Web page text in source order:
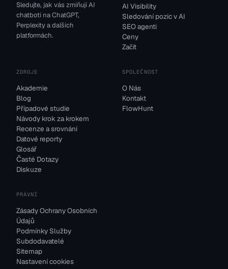
Sledujte, jak vás zmiňují AI
chatboti na ChatGPT,
Perplexity a dalších
platformách.
AI Visibility
Sledování pozic v AI
SEO agenti
Ceny
Začít
ZDROJE
Akademie
Blog
Případové studie
Návody krok za krokem
Recenze a srovnání
Datové reporty
Glosář
Časté Dotazy
Diskuze
SPOLEČNOST
O Nás
Kontakt
FlowHunt
PRÁVNÍ
Zásady Ochrany Osobních
Údajů
Podmínky Služby
Subdodavatelé
Sitemap
Nastavení cookies